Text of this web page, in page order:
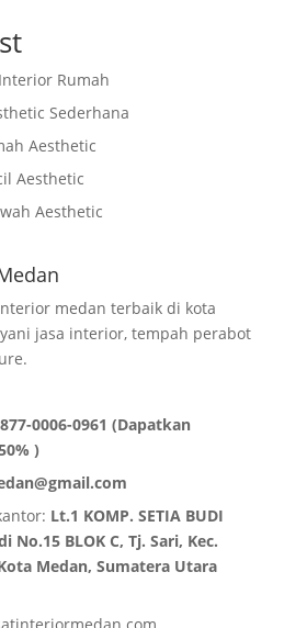
Rumah
Sederhana
Aesthetic
Aesthetic
Aesthetic
medan terbaik di kota
jasa interior, tempah perabot
0006-0961 (Dapatkan
)
Lt.1 KOMP. SETIA BUDI
No.15 BLOK C, Tj. Sari, Kec.
Medan, Sumatera Utara